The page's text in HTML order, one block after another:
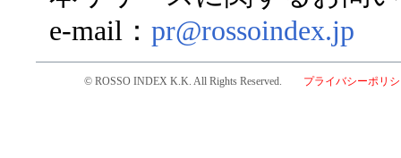
e-mail： pr@rossoindex.jp